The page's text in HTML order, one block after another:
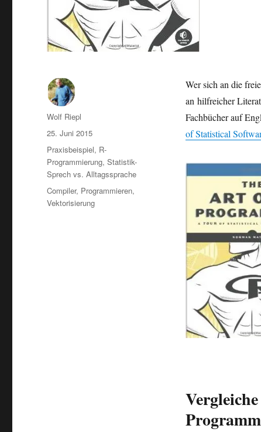
Wer sich an die
an hilfreicher
Fachbücher auf
of Statistical
Autor
Wolf Riepl
Veröffentlicht
am
25. Juni 2015
Kategorien
Praxisbeispiel, R-
Programmierung,Statistik-
Sprech vs. Alltagssprache
Schlagwörter
Compiler, Programmieren,
Vektorisierung